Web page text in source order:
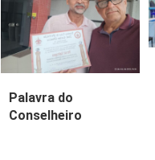
Palavra do
Conselheiro